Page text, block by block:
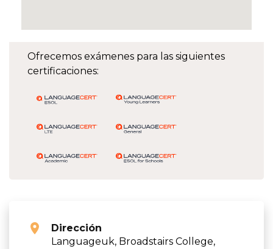
Ofrecemos exámenes para las siguientes
certificaciones:
Dirección
Languageuk, Broadstairs College,